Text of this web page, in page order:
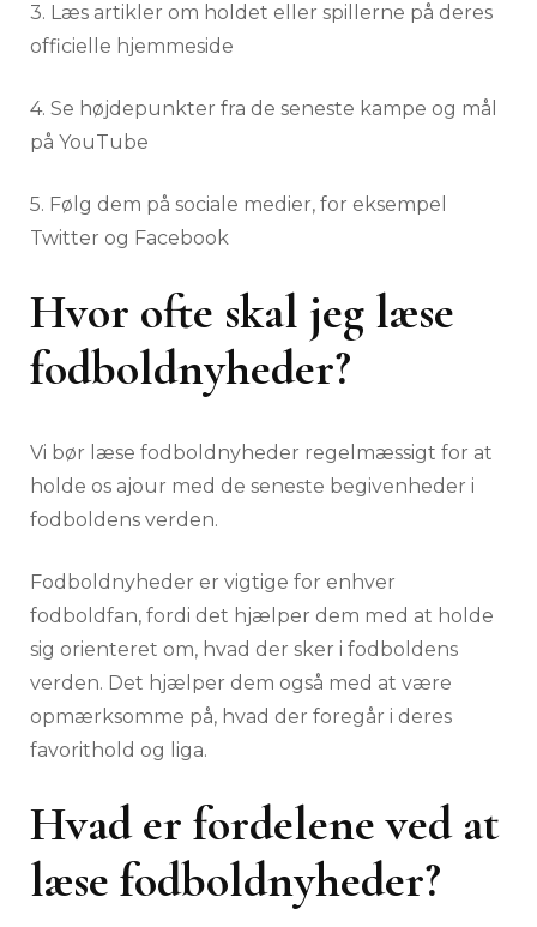
3. Læs artikler om holdet eller spillerne på deres
officielle hjemmeside
4. Se højdepunkter fra de seneste kampe og mål
på YouTube
5. Følg dem på sociale medier, for eksempel
Twitter og Facebook
Hvor ofte skal jeg læse
fodboldnyheder?
Vi bør læse fodboldnyheder regelmæssigt for at
holde os ajour med de seneste begivenheder i
fodboldens verden.
Fodboldnyheder er vigtige for enhver
fodboldfan, fordi det hjælper dem med at holde
sig orienteret om, hvad der sker i fodboldens
verden. Det hjælper dem også med at være
opmærksomme på, hvad der foregår i deres
favorithold og liga.
Hvad er fordelene ved at
læse fodboldnyheder?